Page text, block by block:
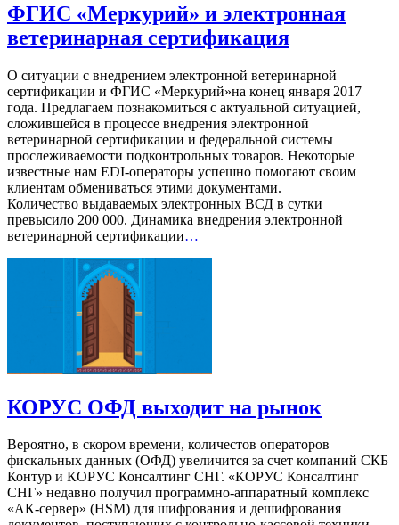
ФГИС «Меркурий» и электронная
ветеринарная сертификация
О ситуации с внедрением электронной ветеринарной
сертификации и ФГИС «Меркурий»на конец января 2017
года. Предлагаем познакомиться с актуальной ситуацией,
сложившейся в процессе внедрения электронной
ветеринарной сертификации и федеральной системы
прослеживаемости подконтрольных товаров. Некоторые
известные нам EDI-операторы успешно помогают своим
клиентам обмениваться этими документами.
Количество выдаваемых электронных ВСД в сутки
превысило 200 000. Динамика внедрения электронной
ветеринарной сертификации…
КОРУС ОФД выходит на рынок
Вероятно, в скором времени, количестов операторов
фискальных данных (ОФД) увеличится за счет компаний СКБ
Контур и КОРУС Консалтинг СНГ. «КОРУС Консалтинг
СНГ» недавно получил программно-аппаратный комплекс
«АК-сервер» (HSM) для шифрования и дешифрования